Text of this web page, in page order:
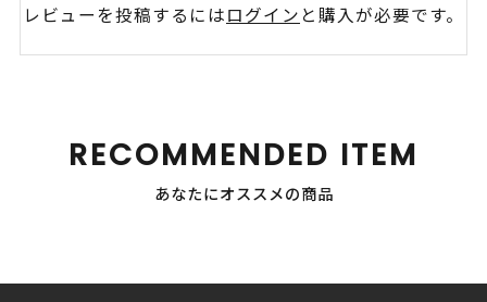
レビューを投稿するにはログイン と購入が必要です。
RECOMMENDED ITEM
あなたにオススメの商品